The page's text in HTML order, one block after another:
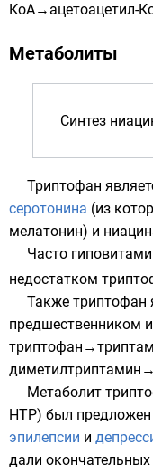
КоА→ацетоацетил-
Метаболиты
Синтез
Триптофан
серотонина (из
мелатонин) и
Часто
недостатком
Также триптофан
предшественником
Метаболит
HTP) был предложен
эпилепсии и
дали окончательных